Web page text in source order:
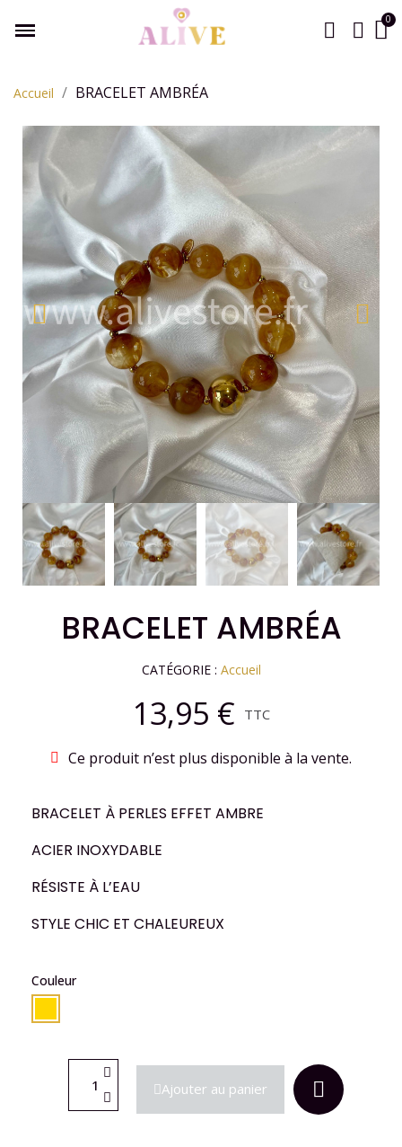
Accueil BRACELET AMBRÉA
BRACELET AMBRÉA
CATÉGORIE Accueil
13,95 € TTC
Ce produit n’est plus disponible à la vente.
BRACELET À PERLES EFFET AMBRE
ACIER INOXYDABLE
RÉSISTE À L’EAU
STYLE CHIC ET CHALEUREUX
Couleur
Ajouter au panier